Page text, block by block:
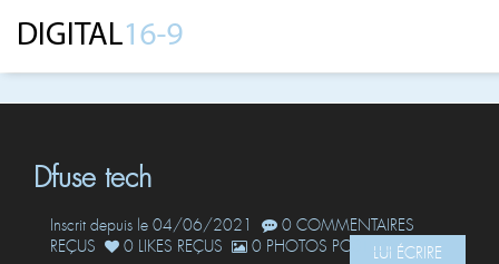
Dfuse tech
Inscrit depuis le 04/06/2021
0 COMMENTAIRES
REÇUS
0 LIKES REÇUS 0 PHOTOS POSTÉESLUI ÉCRIRE